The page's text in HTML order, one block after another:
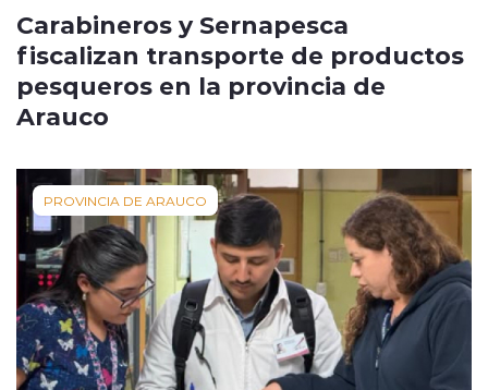
Carabineros y Sernapesca
fiscalizan transporte de productos
pesqueros en la provincia de
Arauco
PROVINCIA DE ARAUCO